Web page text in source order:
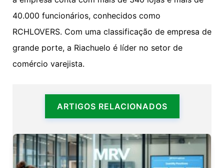
40.000 funcionários, conhecidos como
RCHLOVERS. Com uma classificação de empresa de
grande porte, a Riachuelo é líder no setor de
comércio varejista.
ARTIGOS RELACIONADOS